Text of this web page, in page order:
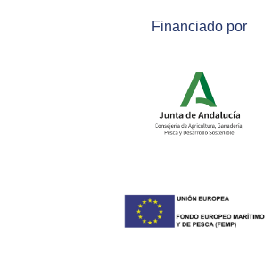
Financiado por